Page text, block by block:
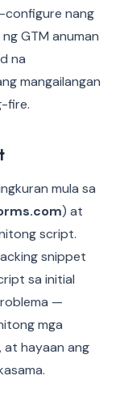
configure nang
GTM anuman
na
mangailangan
fire.
mula sa
) at
script.
snippet
sa initial
—
mga
at hayaan ang